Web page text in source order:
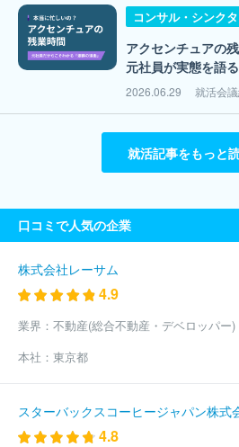
コンサル・シンク
アクセンチュアの
元社員が実態を語る
2026.06.29 就活会
就活記事をもっと
口コミで人気の企業
株式会社レーサム
4.9
業界： 不動産(総合不動産・デベロッパー)
本社： 東京都
スターバックスコーヒージャパン株式
4.8